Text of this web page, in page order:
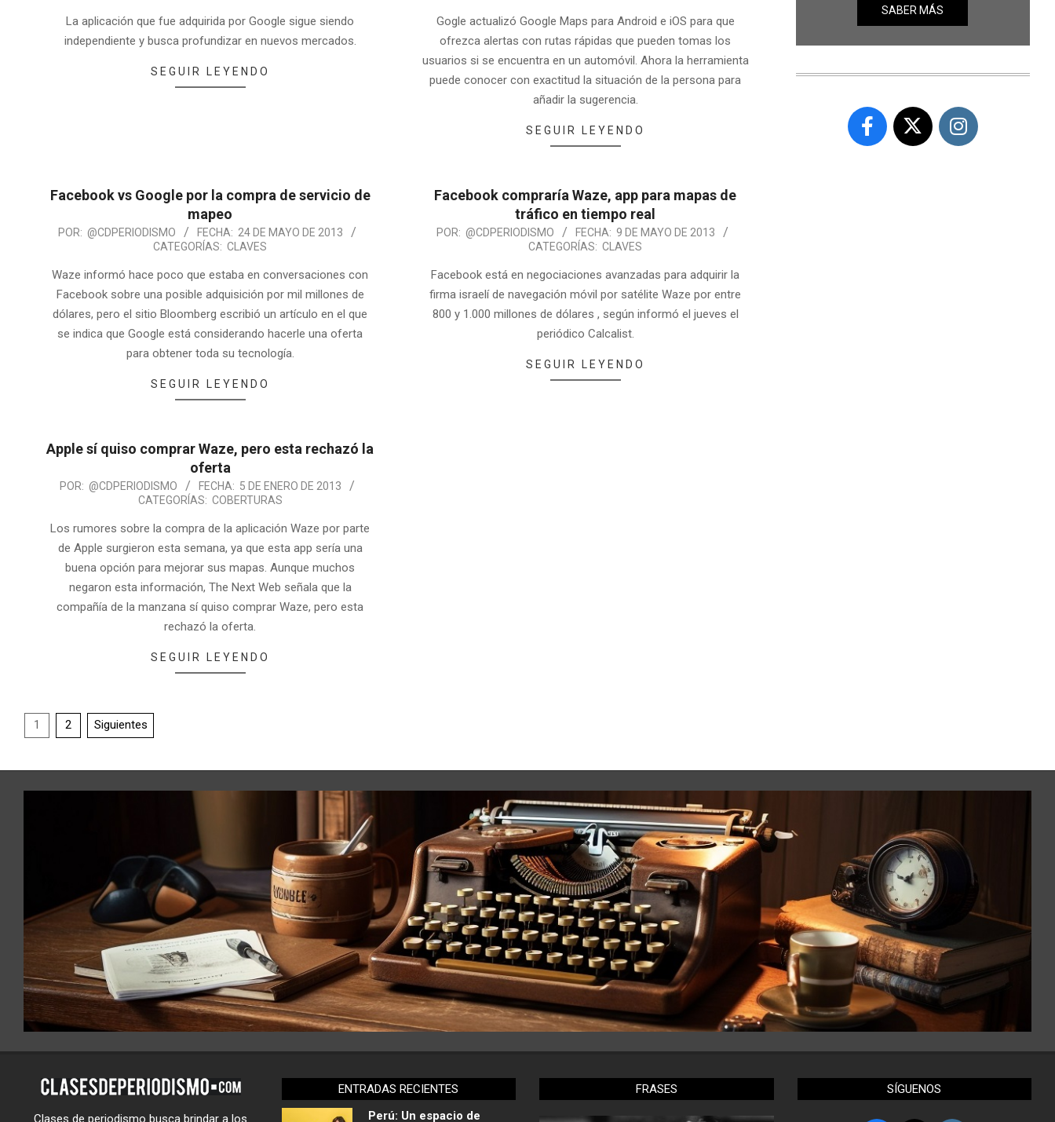
La aplicación que fue adquirida por Google sigue siendo
independiente y busca profundizar en nuevos mercados.
SEGUIR LEYENDO
Gogle actualizó Google Maps para Android e iOS para que
ofrezca alertas con rutas rápidas que pueden tomas los
usuarios si se encuentra en un automóvil. Ahora la herramienta
puede conocer con exactitud la situación de la persona para
añadir la sugerencia.
SEGUIR LEYENDO
Facebook vs Google por la compra de servicio de
mapeo
POR: @CDPERIODISMO FECHA: 24 DE MAYO DE 2013
CATEGORÍAS: CLAVES
Waze informó hace poco que estaba en conversaciones con
Facebook sobre una posible adquisición por mil millones de
dólares, pero el sitio Bloomberg escribió un artículo en el que
se indica que Google está considerando hacerle una oferta
para obtener toda su tecnología.
SEGUIR LEYENDO
Facebook compraría Waze, app para mapas de
tráfico en tiempo real
POR: @CDPERIODISMO FECHA: 9 DE MAYO DE 2013
CATEGORÍAS: CLAVES
Facebook está en negociaciones avanzadas para adquirir la
firma israelí de navegación móvil por satélite Waze por entre
800 y 1.000 millones de dólares , según informó el jueves el
periódico Calcalist.
SEGUIR LEYENDO
Apple sí quiso comprar Waze, pero esta rechazó la
oferta
POR: @CDPERIODISMO FECHA: 5 DE ENERO DE 2013
CATEGORÍAS: COBERTURAS
Los rumores sobre la compra de la aplicación Waze por parte
de Apple surgieron esta semana, ya que esta app sería una
buena opción para mejorar sus mapas. Aunque muchos
negaron esta información, The Next Web señala que la
compañía de la manzana sí quiso comprar Waze, pero esta
rechazó la oferta.
SEGUIR LEYENDO
1 2 Siguientes
SABER MÁS
Clases de periodismo busca brindar a los
ENTRADAS RECIENTES
Perú: Un espacio de
FRASES SÍGUENOS